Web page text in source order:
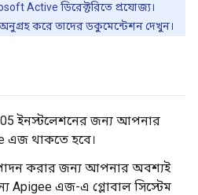
Active ডিরেক্টরিতে প্রযোজ্য।
করে তাদের ডকুমেন্টেশন দেখুন।
ইনস্টলেশনের জন্য আপনার
এজ থাকতে হবে।
করার জন্য আপনার অবশ্যই
Apigee এজ-এ গ্লোবাল সিস্টেম